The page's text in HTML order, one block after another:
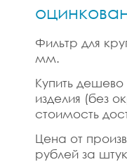
Фильтр для
мм.
Купить
изделия (без
стоимость
Цена от
рублей за